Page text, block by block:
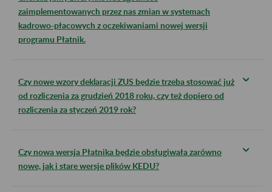
zaimplementowanych przez nas zmian w systemach
kadrowo-płacowych z oczekiwaniami nowej wersji
programu Płatnik.
Czy nowe wzory deklaracji ZUS będzie trzeba stosować już
od rozliczenia za grudzień 2018 roku, czy też dopiero od
rozliczenia za styczeń 2019 rok?
Czy nowa wersja Płatnika będzie obsługiwała zarówno
nowe, jak i stare wersje plików KEDU?